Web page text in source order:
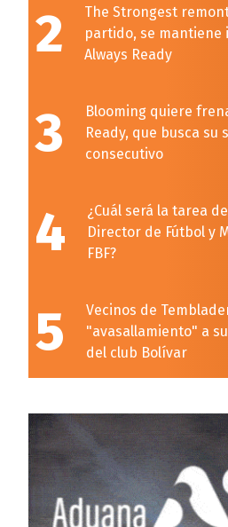
2
The Strongest
partido, se mantiene
Always Ready
3
Blooming quiere
Ready, que busca su
consecutivo
4
¿Cuál será la tarea
Director de Fútbol y
FBF?
5
Vecinos de
"avasallamiento" a
del club Bolívar